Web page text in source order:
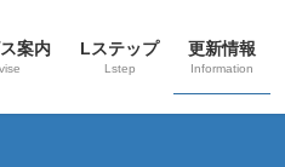
案内 Lステップ
Lstep
更新情報
Information